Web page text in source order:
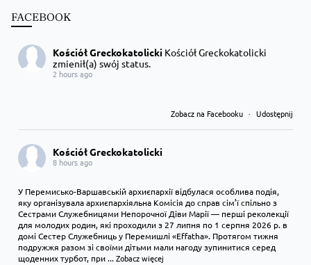
FACEBOOK
Kościół Greckokatolicki Kościół Greckokatolicki
zmienił(a) swój status.
2 hours ago
Zobacz na Facebooku · Udostępnij
Kościół Greckokatolicki
8 hours ago
У Перемисько-Варшавській архиєпархії відбулася особлива подія,
яку організувала архиєпархіяльна Комісія до справ сім’ї спільно з
Сестрами Служебницями Непорочної Діви Марії — перші реколекції
для молодих родин, які проходили з 27 липня по 1 серпня 2026 р. в
домі Сестер Служебниць у Перемишлі «Effatha». Протягом тижня
подружжя разом зі своїми дітьми мали нагоду зупинитися серед
щоденних турбот, при...Zobacz więcej